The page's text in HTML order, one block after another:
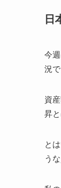
日
今
況で
資
昇
と
う